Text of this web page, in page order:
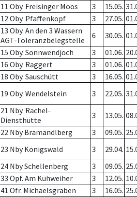
11 Oby. Freisinger Moos 3 15.05.
12 Oby. Pfaffenkopf 3 27.05.
13 Oby. An den 3 Wassern
AGT-Toleranzbelegstelle
6 30.05.
15 Oby. Sonnwendjoch 3 01.06.
16 Oby. Raggert 3 01.06.
18 Oby. Sauschütt 3 16.05.
19 Oby. Wendelstein 3 22.05.
21 Nby. Rachel-
Diensthütte
3 13.05.
22 Nby Bramandlberg 3 09.05.
23 Nby Königswald 3 29.04.
24 Nby Schellenberg 3 09.05.
33 Opf. Am Kühweiher 3 12.05.
41 Ofr. Michaelsgraben 3 16.05.